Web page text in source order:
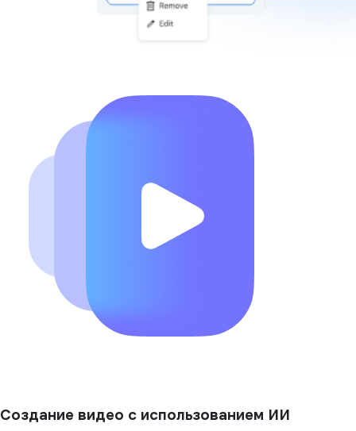
Создание видео с использованием ИИ